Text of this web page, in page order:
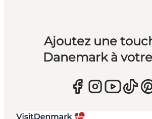
Ajoutez une
Danemark à